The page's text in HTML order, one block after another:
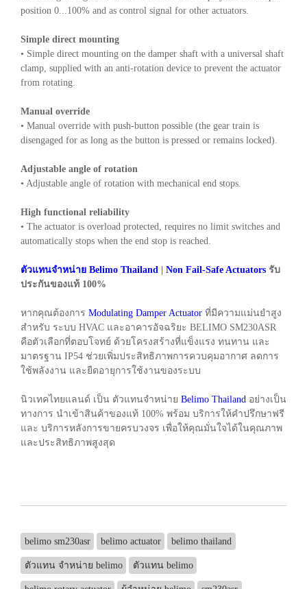
position 0...100% and as control signal for other actuators.
Simple direct mounting
• Simple direct mounting on the damper shaft with a universal shaft
clamp, supplied with an anti-rotation device to prevent the actuator
from rotating.
Manual override
• Manual override with push-button possible (the gear train is
disengaged for as long as the button is pressed or remains locked).
Adjustable angle of rotation
• Adjustable angle of rotation with mechanical end stops.
High functional reliability
• The actuator is overload protected, requires no limit switches and
automatically stops when the end stop is reached.
ตัวแทนจำหน่าย Belimo Thailand | Non Fail-Safe Actuators รับ
ประกันของแท้ 100%
หากคุณต้องการ Modulating Damper Actuator ที่มีความแม่นยำสูง
สำหรับ ระบบ HVAC และอาคารอัจฉริยะ BELIMO SM230ASR
คือตัวเลือกที่ตอบโจทย์ ด้วยโครงสร้างที่แข็งแรง ทนทาน และ
มาตรฐาน IP54 ช่วยเพิ่มประสิทธิภาพการควบคุมอากาศ ลดการ
ใช้พลังงาน และยืดอายุการใช้งานของระบบ
นิวเทคไทยแลนด์ เป็น ตัวแทนจำหน่าย Belimo Thailand อย่างเป็น
ทางการ นำเข้าสินค้าของแท้ 100% พร้อม บริการให้คำปรึกษาฟรี
และ บริการหลังการขายครบวงจร เพื่อให้คุณมั่นใจได้ในคุณภาพ
และประสิทธิภาพสูงสุด
belimo sm230asr belimo actuator belimo thailand
ตัวแทน จำหน่าย belimo ตัวแทน belimo